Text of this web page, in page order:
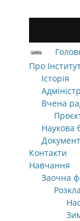
Про
Історія
Вчена
Наукова
Контакти
Навчання
Заочна